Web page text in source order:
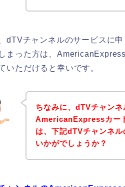
dTVチャンネルのサービスに
まった方は、
いただけると幸いです。
ちなみに、dTVチャン
AmericanExpressカー
は、下記dTVチャンネ
いかがでしょうか？